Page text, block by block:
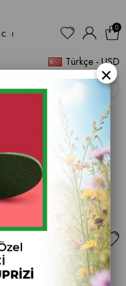
Türkçe - USD
0
›
×